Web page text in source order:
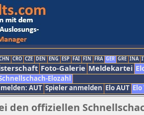
CRO CZE DEN ENG ESP FAI FIN FRA GER GRE INA
Foto-Galerie Meldekartei
Elozahl
AUT Spieler anmelden Elo AUT
den offiziellen